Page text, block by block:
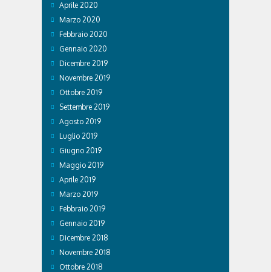
Aprile 2020
Marzo 2020
Febbraio 2020
Gennaio 2020
Dicembre 2019
Novembre 2019
Ottobre 2019
Settembre 2019
Agosto 2019
Luglio 2019
Giugno 2019
Maggio 2019
Aprile 2019
Marzo 2019
Febbraio 2019
Gennaio 2019
Dicembre 2018
Novembre 2018
Ottobre 2018